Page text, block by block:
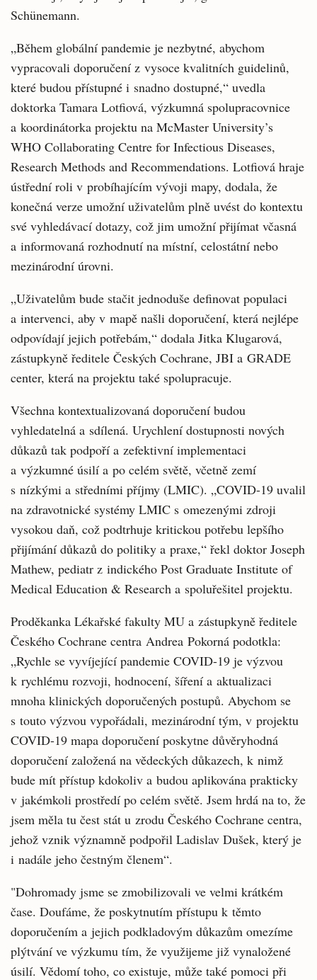
Schünemann.
„Během globální pandemie je nezbytné, abychom
vypracovali doporučení z vysoce kvalitních guidelinů,
které budou přístupné i snadno dostupné,“ uvedla
doktorka Tamara Lotfiová, výzkumná spolupracovnice
a koordinátorka projektu na McMaster University’s
WHO Collaborating Centre for Infectious Diseases,
Research Methods and Recommendations. Lotfiová hraje
ústřední roli v probíhajícím vývoji mapy, dodala, že
konečná verze umožní uživatelům plně uvést do kontextu
své vyhledávací dotazy, což jim umožní přijímat včasná
a informovaná rozhodnutí na místní, celostátní nebo
mezinárodní úrovni.
„Uživatelům bude stačit jednoduše definovat populaci
a intervenci, aby v mapě našli doporučení, která nejlépe
odpovídají jejich potřebám,“ dodala Jitka Klugarová,
zástupkyně ředitele Českých Cochrane, JBI a GRADE
center, která na projektu také spolupracuje.
Všechna kontextualizovaná doporučení budou
vyhledatelná a sdílená. Urychlení dostupnosti nových
důkazů tak podpoří a zefektivní implementaci
a výzkumné úsilí a po celém světě, včetně zemí
s nízkými a středními příjmy (LMIC). „COVID-19 uvalil
na zdravotnické systémy LMIC s omezenými zdroji
vysokou daň, což podtrhuje kritickou potřebu lepšího
přijímání důkazů do politiky a praxe,“ řekl doktor Joseph
Mathew, pediatr z indického Post Graduate Institute of
Medical Education & Research a spoluřešitel projektu.
Proděkanka Lékařské fakulty MU a zástupkyně ředitele
Českého Cochrane centra Andrea Pokorná podotkla:
„Rychle se vyvíjející pandemie COVID-19 je výzvou
k rychlému rozvoji, hodnocení, šíření a aktualizaci
mnoha klinických doporučených postupů. Abychom se
s touto výzvou vypořádali, mezinárodní tým, v projektu
COVID-19 mapa doporučení poskytne důvěryhodná
doporučení založená na vědeckých důkazech, k nimž
bude mít přístup kdokoliv a budou aplikována prakticky
v jakémkoli prostředí po celém světě. Jsem hrdá na to, že
jsem měla tu čest stát u zrodu Českého Cochrane centra,
jehož vznik významně podpořil Ladislav Dušek, který je
i nadále jeho čestným členem“.
"Dohromady jsme se zmobilizovali ve velmi krátkém
čase. Doufáme, že poskytnutím přístupu k těmto
doporučením a jejich podkladovým důkazům omezíme
plýtvání ve výzkumu tím, že využijeme již vynaložené
úsilí. Vědomí toho, co existuje, může také pomoci při